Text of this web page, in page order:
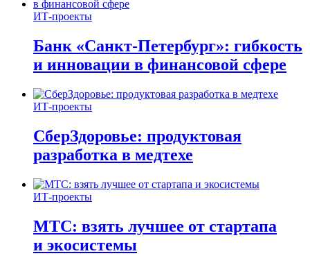
ИТ-проекты
Банк «Санкт-Петербург»: гибкость
и инновации в финансовой сфере
ИТ-проекты
СберЗдоровье: продуктовая
разработка в медтехе
ИТ-проекты
МТС: взять лучшее от стартапа
и экосистемы